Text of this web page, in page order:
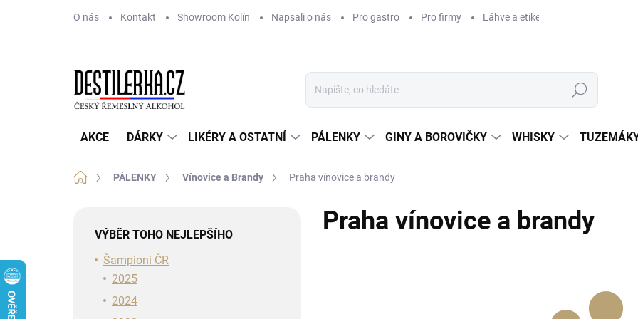
O nás Kontakt Showroom Kolín Napsali o nás Pro gastro Pro firmy Láhve a etikety na míru
Hledat
AKCE DÁRKY LIKÉRY A OSTATNÍ PÁLENKY GINY A BOROVIČKY WHISKY
Domů PÁLENKY Vínovice a Brandy Praha vínovice a brandy
VÝBĚR TOHO NEJLEPŠÍHO
Šampioni ČR
2025
2024
Praha vínovice a brandy